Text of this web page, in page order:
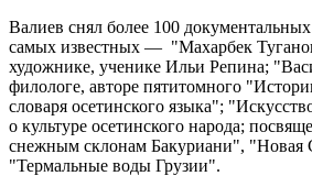
Валиев снял более 100
самых известных — "Махарбек
художнике, ученике Ильи Репина;
филологе, авторе пятитомного
словаря осетинского языка";
о культуре осетинского народа;
снежным склонам Бакуриани", "Новая
"Термальные воды Грузии".